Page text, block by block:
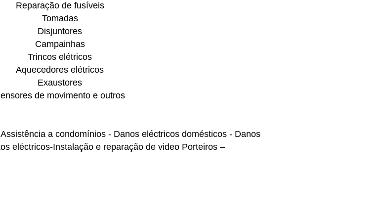
Reparação de fusíveis
Tomadas
Disjuntores
Campainhas
Trincos elétricos
Aquecedores elétricos
Exaustores
de movimento e outros
a condomínios - Danos eléctricos domésticos - Danos
eléctricos-Instalação e reparação de video Porteiros –